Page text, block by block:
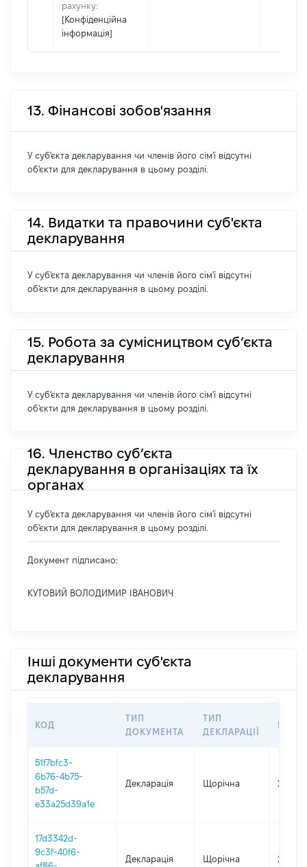
рахунку:
[Конфіденційна
інформація]
13. Фінансові зобов'язання
У суб'єкта декларування чи членів його сім'ї відсутні
об'єкти для декларування в цьому розділі.
14. Видатки та правочини суб'єкта
декларування
У суб'єкта декларування чи членів його сім'ї відсутні
об'єкти для декларування в цьому розділі.
15. Робота за сумісництвом суб’єкта
декларування
У суб'єкта декларування чи членів його сім'ї відсутні
об'єкти для декларування в цьому розділі.
16. Членство суб’єкта
декларування в організаціях та їх
органах
У суб'єкта декларування чи членів його сім'ї відсутні
об'єкти для декларування в цьому розділі.
Документ підписано:
КУТОВИЙ ВОЛОДИМИР ІВАНОВИЧ
Інші документи суб'єкта
декларування
КОД
ТИП
ДОКУМЕНТА
ТИП
ДЕКЛАРАЦІЇ
51f7bfc3-
6b76-4b75-
b57d-
e33a25d39a1e
Декларація Щорічна 2025
17d3342d-
9c3f-40f6-
Декларація Щорічна 2024